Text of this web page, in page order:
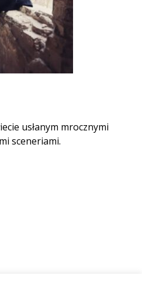
usłanym mrocznymi
sceneriami.